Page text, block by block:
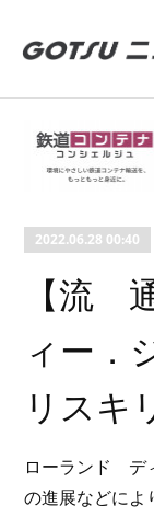
2022.06.28 00:40
【流
ィー．
リスキ
ローランド デ
の進展などによ